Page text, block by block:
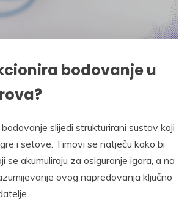
bodovanje u
slijedi strukturirani sustav koji
i setove. Timovi se natječu kako bi
se akumuliraju za osiguranje igara, a na
ovog napredovanja ključno